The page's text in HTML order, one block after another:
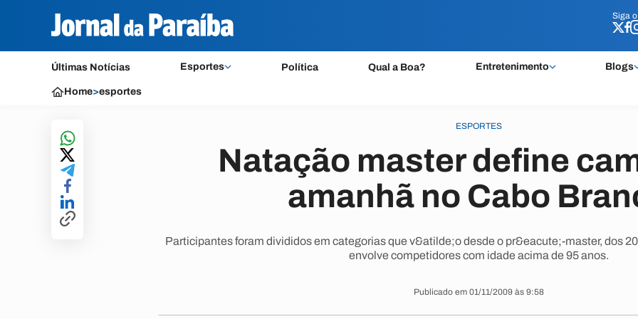
Siga o
Últimas Notícias Esportes Política Qual a Boa? Entretenimento Blogs
Siga o
Home>esportes
ESPORTES
Natação master define
amanhã no Cabo
Participantes foram divididos em categorias que v&atilde;o desde o pr&eacute;-master, dos
envolve competidores com idade acima de 95 anos.
Publicado em 01/11/2009 às 9:58